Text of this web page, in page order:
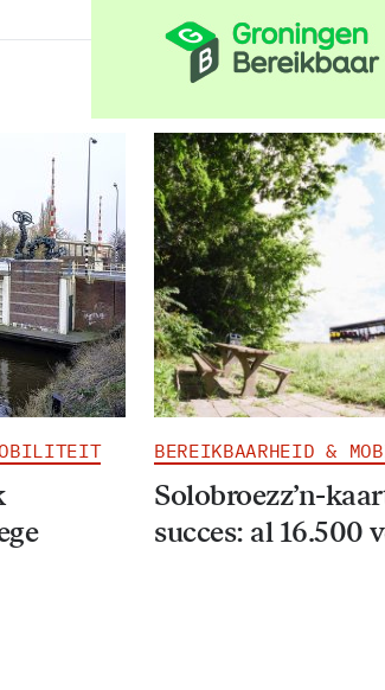
BEREIKBAARHEID &
Solobroezz’n-
succes: al 16.500